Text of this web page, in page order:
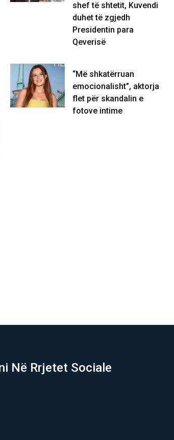
shef të shtetit, Kuvendi
duhet të zgjedh
Presidentin para
Qeverisë
“Më shkatërruan
emocionalisht”, aktorja
flet për skandalin e
fotove intime
Në Rrjetet Sociale